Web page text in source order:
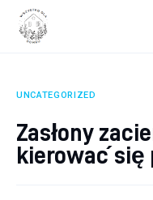
Remont
UNCATEGORIZED
Zasłony
kierować się